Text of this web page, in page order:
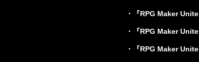
・『RPG Maker
・『RPG Maker
・『RPG Maker